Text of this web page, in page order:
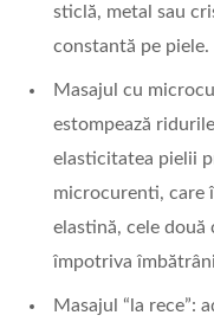
sticlă, metal sau
constantă pe piele.
Masajul cu
estompează
elasticitatea pielii
microcurenti, care
elastină, cele două
împotriva
Masajul “la rece”: